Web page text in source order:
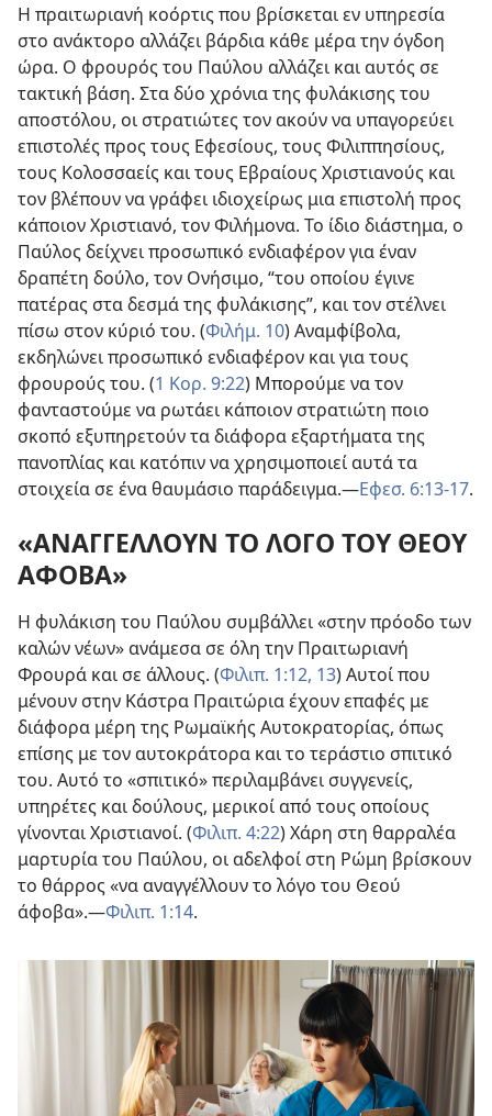
Η πραιτωριανή κοόρτις που βρίσκεται εν υπηρεσία
στο ανάκτορο αλλάζει βάρδια κάθε μέρα την όγδοη
ώρα. Ο φρουρός του Παύλου αλλάζει και αυτός σε
τακτική βάση. Στα δύο χρόνια της φυλάκισης του
αποστόλου, οι στρατιώτες τον ακούν να υπαγορεύει
επιστολές προς τους Εφεσίους, τους Φιλιππησίους,
τους Κολοσσαείς και τους Εβραίους Χριστιανούς και
τον βλέπουν να γράφει ιδιοχείρως μια επιστολή προς
κάποιον Χριστιανό, τον Φιλήμονα. Το ίδιο διάστημα, ο
Παύλος δείχνει προσωπικό ενδιαφέρον για έναν
δραπέτη δούλο, τον Ονήσιμο, “του οποίου έγινε
πατέρας στα δεσμά της φυλάκισης”, και τον στέλνει
πίσω στον κύριό του. (Φιλήμ. 10) Αναμφίβολα,
εκδηλώνει προσωπικό ενδιαφέρον και για τους
φρουρούς του. (1 Κορ. 9:22) Μπορούμε να τον
φανταστούμε να ρωτάει κάποιον στρατιώτη ποιο
σκοπό εξυπηρετούν τα διάφορα εξαρτήματα της
πανοπλίας και κατόπιν να χρησιμοποιεί αυτά τα
στοιχεία σε ένα θαυμάσιο παράδειγμα.​—Εφεσ. 6:13-17.
«ΑΝΑΓΓΕΛΛΟΥΝ ΤΟ ΛΟΓΟ ΤΟΥ ΘΕΟΥ
ΑΦΟΒΑ»
Η φυλάκιση του Παύλου συμβάλλει «στην πρόοδο των
καλών νέων» ανάμεσα σε όλη την Πραιτωριανή
Φρουρά και σε άλλους. (Φιλιπ. 1:12, 13) Αυτοί που
μένουν στην Κάστρα Πραιτώρια έχουν επαφές με
διάφορα μέρη της Ρωμαϊκής Αυτοκρατορίας, όπως
επίσης με τον αυτοκράτορα και το τεράστιο σπιτικό
του. Αυτό το «σπιτικό» περιλαμβάνει συγγενείς,
υπηρέτες και δούλους, μερικοί από τους οποίους
γίνονται Χριστιανοί. (Φιλιπ. 4:22) Χάρη στη θαρραλέα
μαρτυρία του Παύλου, οι αδελφοί στη Ρώμη βρίσκουν
το θάρρος «να αναγγέλλουν το λόγο του Θεού
άφοβα».​—Φιλιπ. 1:14.